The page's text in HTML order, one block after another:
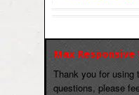
Max
Thank you for using
questions, please